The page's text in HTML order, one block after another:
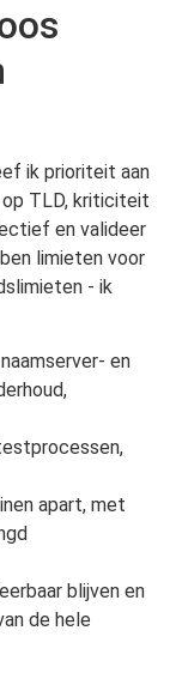
ik prioriteit aan
op TLD, kriticiteit
en valideer
limieten voor
- ik
en
apart, met
blijven en
de hele